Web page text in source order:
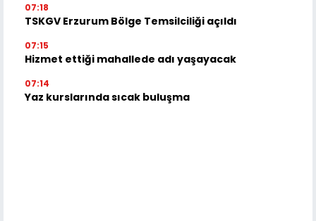
07:18
TSKGV Erzurum Bölge Temsilciliği açıldı
07:15
Hizmet ettiği mahallede adı yaşayacak
07:14
Yaz kurslarında sıcak buluşma